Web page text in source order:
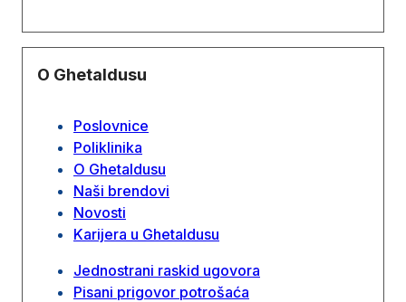
O Ghetaldusu
Poslovnice
Poliklinika
O Ghetaldusu
Naši brendovi
Novosti
Karijera u Ghetaldusu
Jednostrani raskid ugovora
Pisani prigovor potrošaća